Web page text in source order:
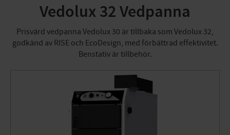
Vedolux 32 Vedpanna
Prisvärd vedpanna Vedolux 30 är tillbaka som Vedolux 32,
godkänd av RISE och EcoDesign, med förbättrad effektivitet.
Benstativ är tillbehör.